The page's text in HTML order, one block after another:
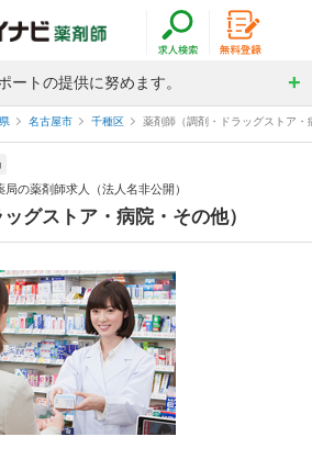
ートの提供に努めます。
名古屋市 千種区 薬剤師（調剤・ドラッグストア
の薬剤師求人（法人名非公開）
グストア・病院・その他）